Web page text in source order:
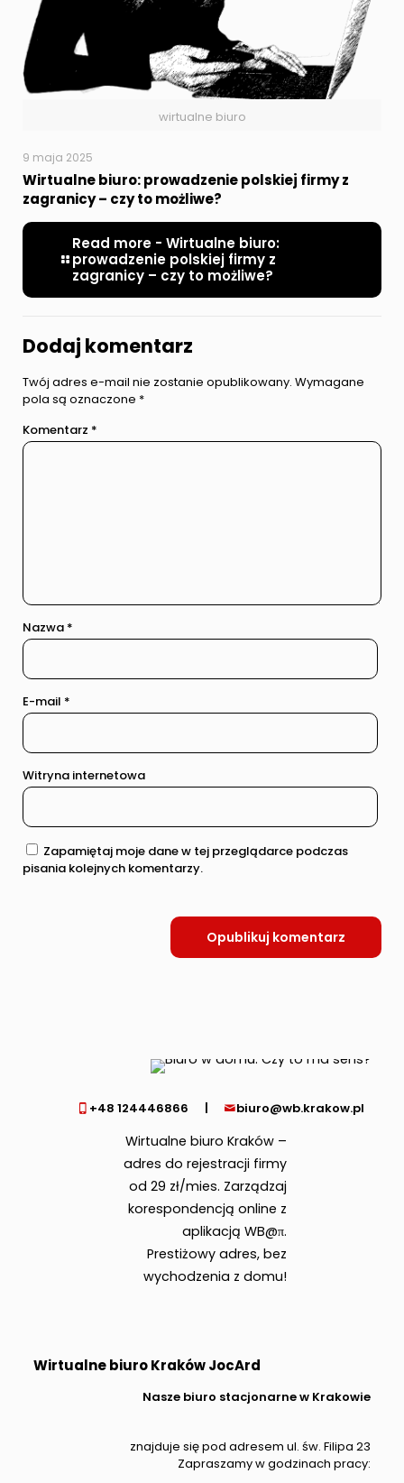
wirtualne biuro
9 maja 2025
Wirtualne biuro: prowadzenie polskiej firmy z
zagranicy – czy to możliwe?
Read more - Wirtualne biuro:
prowadzenie polskiej firmy z
zagranicy – czy to możliwe?
Dodaj komentarz
Twój adres e-mail nie zostanie opublikowany. Wymagane
pola są oznaczone *
Komentarz *
Nazwa *
E-mail *
Witryna internetowa
Zapamiętaj moje dane w tej przeglądarce podczas
pisania kolejnych komentarzy.
+48 124446866 biuro@wb.krakow.pl
Wirtualne biuro Kraków –
adres do rejestracji firmy
od 29 zł/mies. Zarządzaj
korespondencją online z
aplikacją WB@π.
Prestiżowy adres, bez
wychodzenia z domu!
Wirtualne biuro Kraków JocArd
Nasze biuro stacjonarne w Krakowie
znajduje się pod adresem ul. św. Filipa 23
Zapraszamy w godzinach pracy: